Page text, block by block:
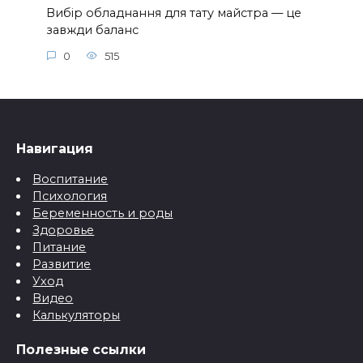
Вибір обладнання для тату майстра — це
завжди баланс
0 515
Навигация
Воспитание
Психология
Беременность и роды
Здоровье
Питание
Развитие
Уход
Видео
Калькуляторы
Полезные ссылки